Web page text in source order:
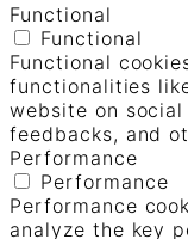
Functional
Functional
Functional
functionalities
website on
feedbacks, and
Performance
Performance
Performance
analyze the key